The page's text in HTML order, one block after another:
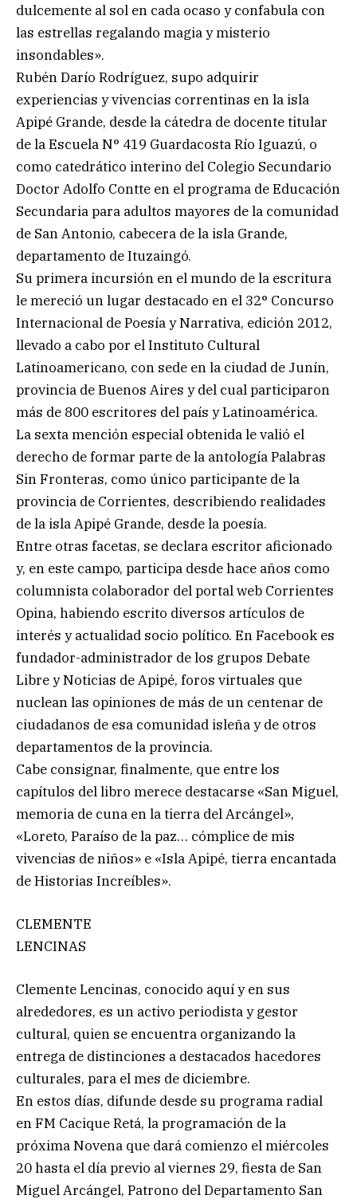
dulcemente al sol en cada ocaso y confabula con
las estrellas regalando magia y misterio
insondables».
Rubén Darío Rodríguez, supo adquirir
experiencias y vivencias correntinas en la isla
Apipé Grande, desde la cátedra de docente titular
de la Escuela N° 419 Guardacosta Río Iguazú, o
como catedrático interino del Colegio Secundario
Doctor Adolfo Contte en el programa de Educación
Secundaria para adultos mayores de la comunidad
de San Antonio, cabecera de la isla Grande,
departamento de Ituzaingó.
Su primera incursión en el mundo de la escritura
le mereció un lugar destacado en el 32° Concurso
Internacional de Poesía y Narrativa, edición 2012,
llevado a cabo por el Instituto Cultural
Latinoamericano, con sede en la ciudad de Junín,
provincia de Buenos Aires y del cual participaron
más de 800 escritores del país y Latinoamérica.
La sexta mención especial obtenida le valió el
derecho de formar parte de la antología Palabras
Sin Fronteras, como único participante de la
provincia de Corrientes, describiendo realidades
de la isla Apipé Grande, desde la poesía.
Entre otras facetas, se declara escritor aficionado
y, en este campo, participa desde hace años como
columnista colaborador del portal web Corrientes
Opina, habiendo escrito diversos artículos de
interés y actualidad socio político. En Facebook es
fundador-administrador de los grupos Debate
Libre y Noticias de Apipé, foros virtuales que
nuclean las opiniones de más de un centenar de
ciudadanos de esa comunidad isleña y de otros
departamentos de la provincia.
Cabe consignar, finalmente, que entre los
capítulos del libro merece destacarse «San Miguel,
memoria de cuna en la tierra del Arcángel»,
«Loreto, Paraíso de la paz… cómplice de mis
vivencias de niños» e «Isla Apipé, tierra encantada
de Historias Increíbles».
CLEMENTE
LENCINAS
Clemente Lencinas, conocido aquí y en sus
alrededores, es un activo periodista y gestor
cultural, quien se encuentra organizando la
entrega de distinciones a destacados hacedores
culturales, para el mes de diciembre.
En estos días, difunde desde su programa radial
en FM Cacique Retá, la programación de la
próxima Novena que dará comienzo el miércoles
20 hasta el día previo al viernes 29, fiesta de San
Miguel Arcángel, Patrono del Departamento San